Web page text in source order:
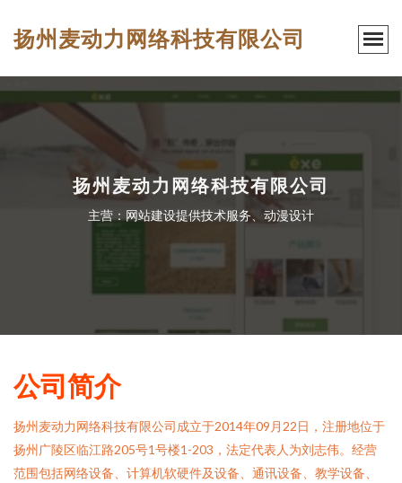
扬州麦动力网络科技有限公司
扬州麦动力网络科技有限公司
主营：网站建设提供技术服务、动漫设计
公司简介
扬州麦动力网络科技有限公司成立于2014年09月22日，注册地位于
扬州广陵区临江路205号1号楼1-203，法定代表人为刘志伟。经营
范围包括网络设备、计算机软硬件及设备、通讯设备、教学设备、